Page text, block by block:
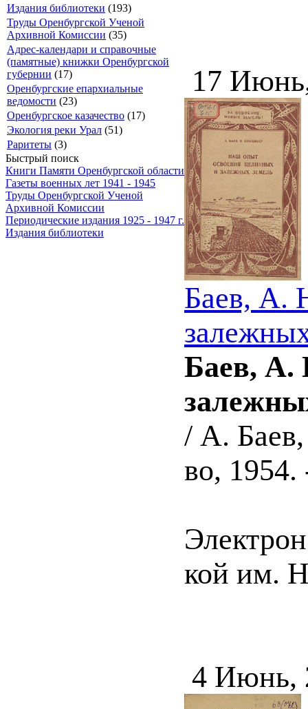
Издания библиотеки (193)
Труды Оренбургской Ученой
Архивной Комиссии (35)
Адрес-календари и справочные
(памятные) книжки Оренбургской
губернии (17)
Оренбургские епархиальные
ведомости (23)
Оренбургское казачество (17)
Экология реки Урал (51)
Раритеты (3)
Быстрый поиск
Книги Памяти Оренбургской области
Газеты военных лет 1941 - 1945
Труды Оренбургской Ученой
Архивной Комиссии
Периодические издания 1925 - 1947 г.
Издания библиотеки
17
Баев, А.
Баев, А.
/ А.
во, 1954.
кой им.
4 Июнь,